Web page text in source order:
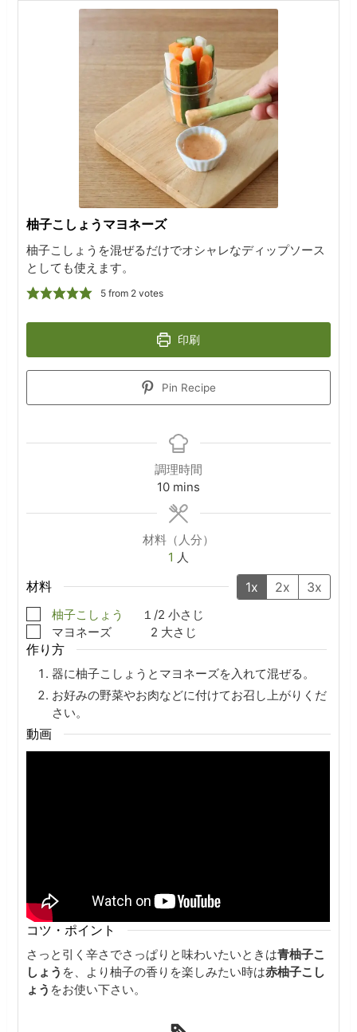
柚子こしょうマヨネーズ
柚子こしょうを混ぜるだけでオシャレなディップソース
としても使えます。
5from 2votes
印刷
Pin Recipe
調理時間
10minutes
mins
材料（人分）
1 人
材料 1x 2x 3x
▢
柚子こしょう １/2 小さじ
▢
マヨネーズ 2 大さじ
作り方
器に柚子こしょうとマヨネーズを入れて混ぜる。
お好みの野菜やお肉などに付けてお召し上がりくだ
さい。
動画
コツ・ポイント
さっと引く辛さでさっぱりと味わいたいときは青柚子こ
しょう を、 より柚子の香りを楽しみたい時は赤柚子こし
ょう をお使い下さい。